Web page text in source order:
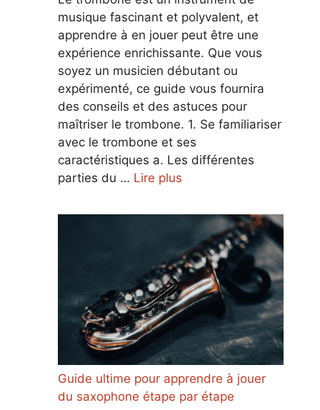
musique fascinant et polyvalent, et
apprendre à en jouer peut être une
expérience enrichissante. Que vous
soyez un musicien débutant ou
expérimenté, ce guide vous fournira
des conseils et des astuces pour
maîtriser le trombone. 1. Se familiariser
avec le trombone et ses
caractéristiques a. Les différentes
parties du … Lire plus
Guide ultime pour apprendre à jouer
du saxophone étape par étape